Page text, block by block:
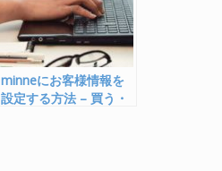
minneにお客様情報を
設定する方法 – 買う・